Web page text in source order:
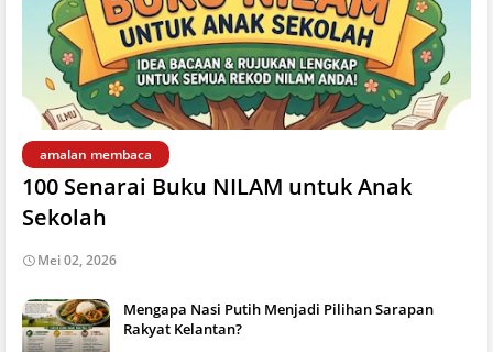
amalan membaca
100 Senarai Buku NILAM untuk Anak
Sekolah
Mei 02, 2026
Mengapa Nasi Putih Menjadi Pilihan Sarapan
Rakyat Kelantan?